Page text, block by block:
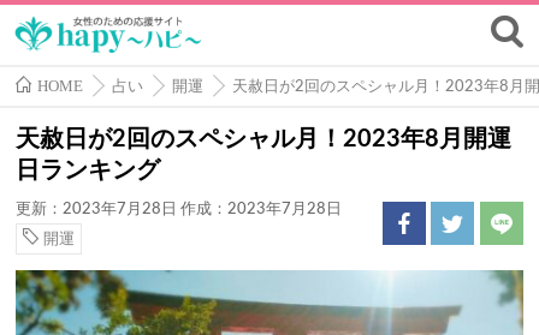
HOME 占い 開運 天赦日が2回のスペシャル月！2023年8月
天赦日が2回のスペシャル月！2023年8月開運
日ランキング
更新：2023年7月28日 作成：2023年7月28日
開運